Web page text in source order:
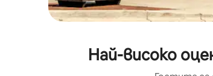
Най-високо